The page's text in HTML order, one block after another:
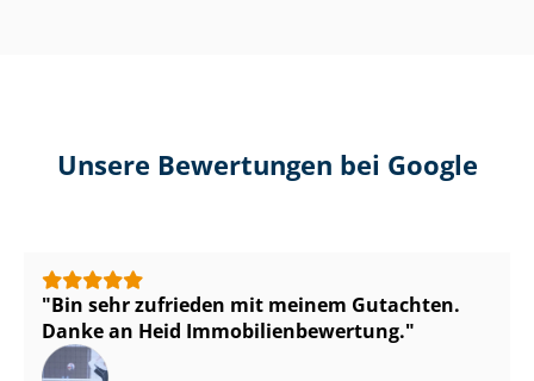
Unsere Bewertungen bei Google
Bin sehr zufrieden mit meinem Gutachten.
Danke an Heid Im­mo­bi­li­en­be­wer­tung.